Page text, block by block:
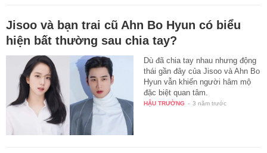
Jisoo và bạn trai cũ Ahn Bo Hyun có biểu
hiện bất thường sau chia tay?
Dù đã chia tay nhau nhưng động
thái gần đây của Jisoo và Ahn Bo
Hyun vẫn khiến người hâm mộ
đặc biệt quan tâm.
HẬU TRƯỜNG - 3 năm trước